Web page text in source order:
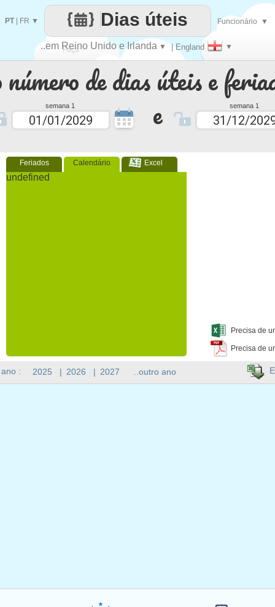
de dias úteis e
semana 1 e semana 1
Feriados Calendário Excel
undefined
Precisa de
Precisa de
Faça
cada
..em Reino Unido e Irlanda ▼ | England ▼
Dias úteis
PT| FR ▼ Funcionário ▼
: 2025 | 2026 | 2027 ..outro ano